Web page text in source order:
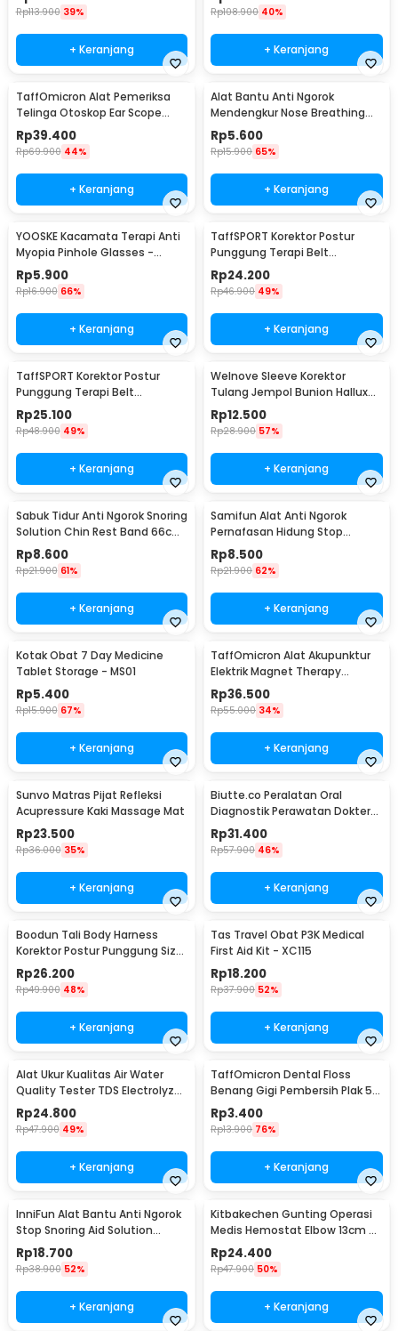
Rp113.900 39%
+ Keranjang
Rp108.900 40%
+ Keranjang
TaffOmicron Alat Pemeriksa
Telinga Otoskop Ear Scope
with LED Light - KT-GF08HA
Rp39.400
Rp69.900 44%
+ Keranjang
Alat Bantu Anti Ngorok
Mendengkur Nose Breathing
Stop Snoring 4 PCS
Rp5.600
Rp15.900 65%
+ Keranjang
YOOSKE Kacamata Terapi Anti
Myopia Pinhole Glasses -
D11301
Rp5.900
Rp16.900 66%
+ Keranjang
TaffSPORT Korektor Postur
Punggung Terapi Belt
Magnetic L - T025
Rp24.200
Rp46.900 49%
+ Keranjang
TaffSPORT Korektor Postur
Punggung Terapi Belt
Magnetic XL - T025
Rp25.100
Rp48.900 49%
+ Keranjang
Welnove Sleeve Korektor
Tulang Jempol Bunion Hallux
Orthotics - CSQ1408
Rp12.500
Rp28.900 57%
+ Keranjang
Sabuk Tidur Anti Ngorok Snoring
Solution Chin Rest Band 66cm
- 5582
Rp8.600
Rp21.900 61%
+ Keranjang
Samifun Alat Anti Ngorok
Pernafasan Hidung Stop
Snoring Air Purifier - MX-555
Rp8.500
Rp21.900 62%
+ Keranjang
Kotak Obat 7 Day Medicine
Tablet Storage - MS01
Rp5.400
Rp15.900 67%
+ Keranjang
TaffOmicron Alat Akupunktur
Elektrik Magnet Therapy
Battery - DF-618
Rp36.500
Rp55.000 34%
+ Keranjang
Sunvo Matras Pijat Refleksi
Acupressure Kaki Massage Mat
Rp23.500
Rp36.000 35%
+ Keranjang
Biutte.co Peralatan Oral
Diagnostik Perawatan Dokter
Gigi Dental 5in1 - 7CKQ01
Rp31.400
Rp57.900 46%
+ Keranjang
Boodun Tali Body Harness
Korektor Postur Punggung Size
M - BBJ-15
Rp26.200
Rp49.900 48%
+ Keranjang
Tas Travel Obat P3K Medical
First Aid Kit - XC115
Rp18.200
Rp37.900 52%
+ Keranjang
Alat Ukur Kualitas Air Water
Quality Tester TDS Electrolyzer
- JJ2850
Rp24.800
Rp47.900 49%
+ Keranjang
TaffOmicron Dental Floss
Benang Gigi Pembersih Plak 50
PCS - LMT-558
Rp3.400
Rp13.900 76%
+ Keranjang
InniFun Alat Bantu Anti Ngorok
Stop Snoring Aid Solution
Tongue Guard - G7G40
Rp18.700
Rp38.900 52%
+ Keranjang
Kitbakechen Gunting Operasi
Medis Hemostat Elbow 13cm -
J4-682
Rp24.400
Rp47.900 50%
+ Keranjang